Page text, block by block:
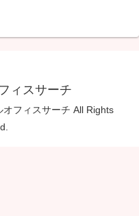
ィスサーチ
フィスサーチ All Rights